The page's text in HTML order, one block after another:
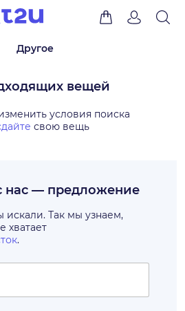
Другое
вещей
условия поиска
свою вещь
нас — предложение
искали. Так мы узнаем,
хватает
.